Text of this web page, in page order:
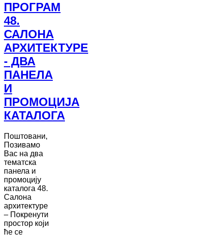
ПРОГРАМ
48.
САЛОНА
АРХИТЕКТУРЕ
- ДВА
ПАНЕЛА
И
ПРОМОЦИЈА
КАТАЛОГА
Поштовани,
Позивамо
Вас на два
тематска
панела и
промоцију
каталога 48.
Салона
архитектуре
– Покренути
простор који
ће се